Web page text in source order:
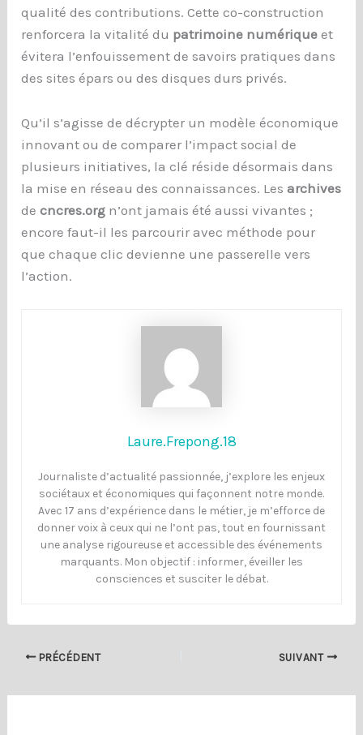
qualité des contributions. Cette co-construction
renforcera la vitalité du patrimoine numérique et
évitera l’enfouissement de savoirs pratiques dans
des sites épars ou des disques durs privés.
Qu’il s’agisse de décrypter un modèle économique
innovant ou de comparer l’impact social de
plusieurs initiatives, la clé réside désormais dans
la mise en réseau des connaissances. Lesarchives
decncres.org n’ont jamais été aussi vivantes ;
encore faut-il les parcourir avec méthode pour
que chaque clic devienne une passerelle vers
l’action.
Laure.Frepong.18
Journaliste d’actualité passionnée, j’explore les enjeux
sociétaux et économiques qui façonnent notre monde.
Avec 17 ans d’expérience dans le métier, je m’efforce de
donner voix à ceux qui ne l’ont pas, tout en fournissant
une analyse rigoureuse et accessible des événements
marquants. Mon objectif : informer, éveiller les
consciences et susciter le débat.
PRÉCÉDENT SUIVANT